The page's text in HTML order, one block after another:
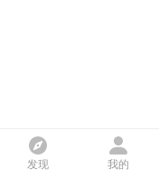
发现 我的